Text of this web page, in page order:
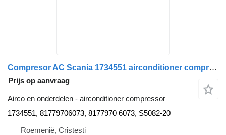
Compresor AC Scania 1734551 airconditioner compressor voor Sanden C5051 P8 vrachtwagen
Prijs op aanvraag
Airco en onderdelen - airconditioner compressor
1734551, 81779706073, 8177970 6073, S5082-20
Roemenië, Cristesti